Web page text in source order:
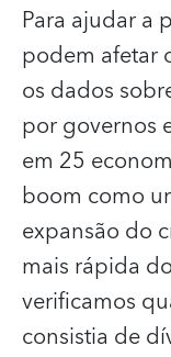
Para ajudar a
podem afetar
os dados
por governos
em 25
boom como
expansão do
mais rápida
verificamos
consistia de